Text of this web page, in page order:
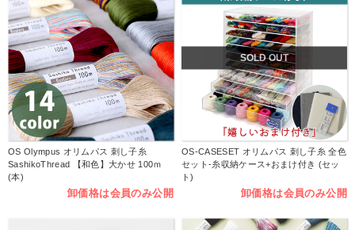
OS Olympus オリムパス 刺し子糸
SashikoThread 【和色】大かせ 100ｍ
(本)
卸価格は会員のみ公開
SOLD OUT
OS-CASESET オリムパス 刺し子糸 全色
セット-糸収納ケース+おまけ付き (セッ
ト)
卸価格は会員のみ公開